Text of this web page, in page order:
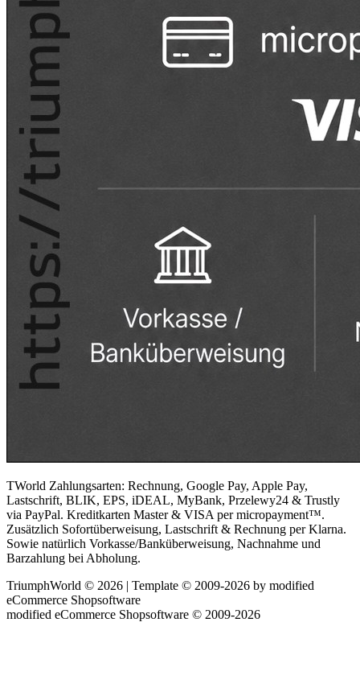
TWorld Zahlungsarten: Rechnung, Google Pay, Apple Pay,
Lastschrift, BLIK, EPS, iDEAL, MyBank, Przelewy24 & Trustly
via PayPal. Kreditkarten Master & VISA per micropayment™.
Zusätzlich Sofortüberweisung, Lastschrift & Rechnung per Klarna.
Sowie natürlich Vorkasse/Banküberweisung, Nachnahme und
Barzahlung bei Abholung.
TriumphWorld © 2026 | Template © 2009-2026 by modified
eCommerce Shopsoftware
modified eCommerce Shopsoftware © 2009-2026